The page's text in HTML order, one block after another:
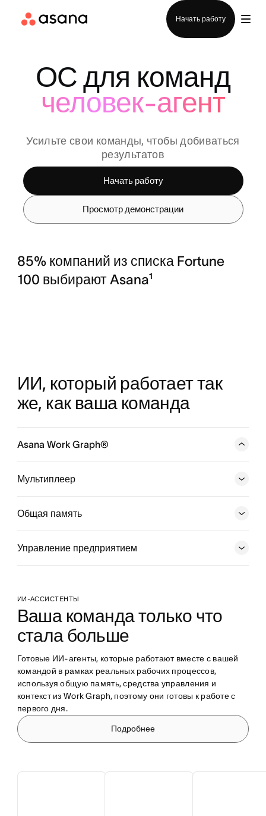
Начать работу
ОС для команд
человек-агент
Усильте свои команды, чтобы добиваться
результатов
Начать работу
Просмотр демонстрации
85% компаний из списка Fortune
100 выбирают Asana¹
ИИ, который работает так
же, как ваша команда
Asana Work Graph®
Нейронная сеть, охватывающая всю деятельность
вашей компании, где каждый человек, задача, проект,
делает, и для достижения какой цели.
Мультиплеер
Общая память
Управление предприятием
ИИ-АССИСТЕНТЫ
Ваша команда только что
стала больше
Готовые ИИ-агенты, которые работают вместе с вашей
командой в рамках реальных рабочих процессов,
используя общую память, средства управления и
контекст из Work Graph, поэтому они готовы к работе с
первого дня.
Подробнее